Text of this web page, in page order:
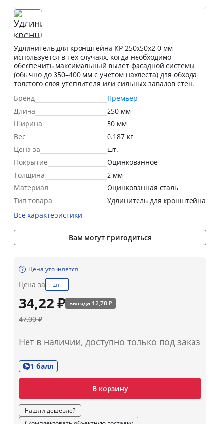
Удлинитель для кронштейна КР 250х50х2,0 мм
используется в тех случаях, когда необходимо
обеспечить максимальный вылет фасадной системы
(обычно до 350–400 мм с учетом нахлеста) для обхода
толстого слоя утеплителя или сильных завалов стен.
Бренд
Премьер
Длина
250 мм
Ширина
50 мм
Вес
0.187 кг
Цена за
шт.
Покрытие
Оцинкованное
Толщина
2 мм
Материал
Оцинкованная сталь
Тип товара
Удлинитель для кронштейна
Все характеристики
Вам могут пригодиться
Цена уточняется
Цена за шт.
34,22 ₽ выгода 12,78 ₽
47,00 ₽
Нет в наличии, доступно только под заказ
1 балл
В корзину
Нашли дешевле?